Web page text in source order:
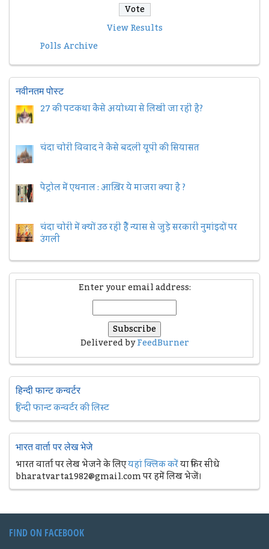
View Results
Polls Archive
नवीनतम पोस्ट
27 की पटकथा कैसे अयोध्या से लिखी जा रही है?
चंदा चोरी विवाद ने कैसे बदली यूपी की सियासत
पेट्रोल में एथनाल : आख़िर ये माजरा क्या है ?
चंदा चोरी में क्यों उठ रही हैैं न्यास से जुड़े सरकारी नुमांइदों पर
उंगली
Enter your email address:
Delivered byFeedBurner
हिन्दी फान्ट कन्वर्टर
हिन्दी फान्ट कन्वर्टर की लिस्ट
भारत वार्ता पर लेख भेजे
भारत वार्ता पर लेख भेजने के लिएयहां क्लिक करेंया फिर सीधे
bharatvarta1982@gmail.com पर हमें लिख भेजें।
FIND ON FACEBOOK